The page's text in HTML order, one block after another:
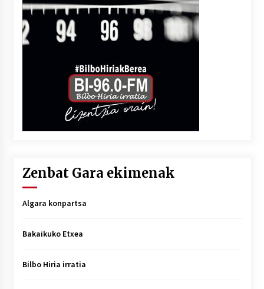
Zenbat Gara ekimenak
Algara konpartsa
Bakaikuko Etxea
Bilbo Hiria irratia